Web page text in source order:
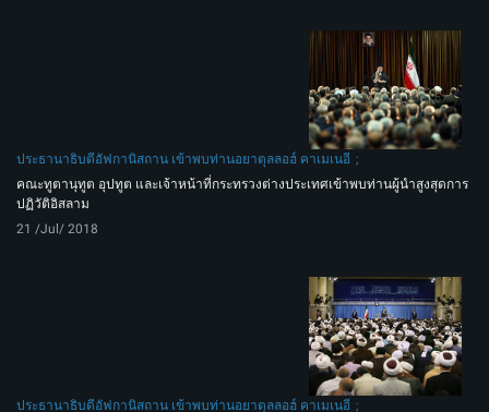
ประธานาธิบดีอัฟกานิสถาน เข้าพบท่านอยาตุลลอฮ์ คาเมเนอี
คณะทูตานุทูต อุปทูต และเจ้าหน้าที่กระทรวงต่างประเทศเข้าพบท่านผู้นำสูงสุดการ
ปฏิวัติอิสลาม
21 /Jul/ 2018
ประธานาธิบดีอัฟกานิสถาน เข้าพบท่านอยาตุลลอฮ์ คาเมเนอี